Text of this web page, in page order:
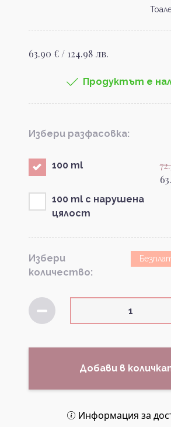
63.90 € / 124.98 лв.
Продуктът е
Избери разфасовка:
100 ml
100 ml с нарушена
цялост
Избери
количество:
Добави в
Информация за